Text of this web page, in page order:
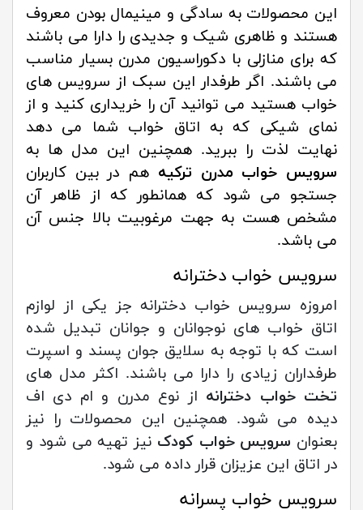
این محصولات به سادگی و مینیمال بودن معروف
هستند و ظاهری شیک و جدیدی را دارا می باشند
که برای منازلی با دکوراسیون مدرن بسیار مناسب
می باشند. اگر طرفدار این سبک از سرویس های
خواب هستید می توانید آن را خریداری کنید و از
نمای شیکی که به اتاق خواب شما می دهد
نهایت لذت را ببرید. همچنین این مدل ها به
سرویس خواب مدرن ترکیه هم در بین کاربران
جستجو می شود که همانطور که از ظاهر آن
مشخص هست به جهت مرغوبیت بالا جنس آن
می باشد.
سرویس خواب دخترانه
امروزه سرویس خواب دخترانه جز یکی از لوازم
اتاق خواب های نوجوانان و جوانان تبدیل شده
است که با توجه به سلایق جوان پسند و اسپرت
طرفداران زیادی را دارا می باشند. اکثر مدل های
تخت خواب دخترانه از نوع مدرن و ام دی اف
دیده می شود. همچنین این محصولات را نیز
بعنوان سرویس خواب کودک نیز تهیه می شود و
در اتاق این عزیزان قرار داده می شود.
سرویس خواب پسرانه